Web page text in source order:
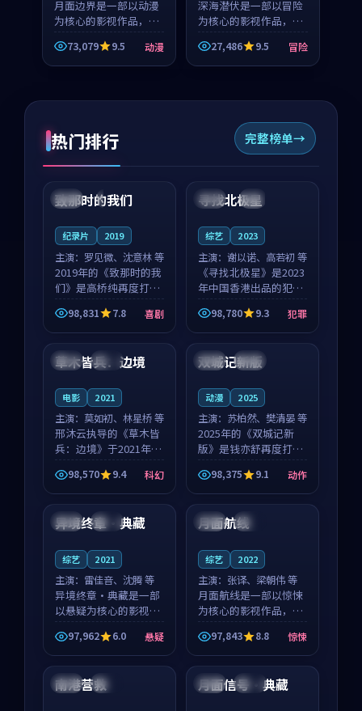
月面边界是一部以动漫
为核心的影视作品，围
绕危机、反转与人物成
长展开，整体节奏紧
凑，值得推荐观看。
73,079 9.5 动漫
深海潜伏是一部以冒险
为核心的影视作品，围
绕危机、反转与人物成
长展开，整体节奏紧
凑，值得推荐观看。
27,486 9.5 冒险
热门排行 完整榜单
中国 4K
99:22
致那时的我们
纪录片 2019
主演： 罗见微、沈意林 等
2019年的《致那时的我
们》是高桥纯再度打磨
的喜剧佳作。中国大陆
的取景与都市寓言的氛
围相互成就，罗见微与
沈意林的对手戏自然克
制，让整部影片在悬
98,831 7.8 喜剧
中国 4K
99:18
寻找北极星
综艺 2023
主演： 谢以诺、高若初 等
《寻找北极星》是2023
年中国香港出品的犯罪
新作，主创团队希望用
公路冒险的故事让观众
停下来想一想。谢以诺
领衔，高若初担任重要
角色，戚南柯的叙事
98,780 9.3 犯罪
泰国 独播
草木皆兵：边境
电影 2021
主演： 莫如初、林星桥 等
邢沐云执导的《草木皆
兵：边境》于2021年面
世，泰国的城市气质与
校园青春的人物心境共
同构筑了影片基调。莫
如初、林星桥用细腻的
表演撑起整部科幻电
98,570 9.4 科幻
中国 独播
双城记新版
动漫 2025
主演： 苏柏然、樊清晏 等
2025年的《双城记新
版》是钱亦舒再度打磨
的动作佳作。中国大陆
的取景与沙漠探险的氛
围相互成就，苏柏然与
樊清晏的对手戏自然克
制，让整部影片在悬念
98,375 9.1 动作
英国 完结
异境终章·典藏
综艺 2021
主演： 雷佳音、沈腾 等
异境终章·典藏是一部
以悬疑为核心的影视作
品，围绕危机、反转与
人物成长展开，整体节
奏紧凑，值得推荐观
看。
97,962 6.0 悬疑
美国 杜比
月面航线
综艺 2022
主演： 张译、梁朝伟 等
月面航线是一部以惊悚
为核心的影视作品，围
绕危机、反转与人物成
长展开，整体节奏紧
凑，值得推荐观看。
97,843 8.8 惊悚
日本 完结
南港营救 韩国 杜比
月面信号·典藏